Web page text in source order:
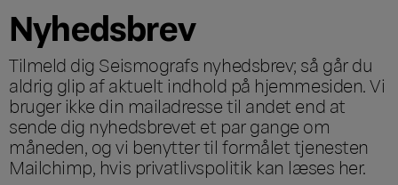
Nyhedsbrev
Tilmeld dig Seismografs nyhedsbrev; så går du
aldrig glip af aktuelt indhold på hjemmesiden. Vi
bruger ikke din mailadresse til andet end at
sende dig nyhedsbrevet et par gange om
måneden, og vi benytter til formålet tjenesten
Mailchimp, hvis privatlivspolitik kan læses her.